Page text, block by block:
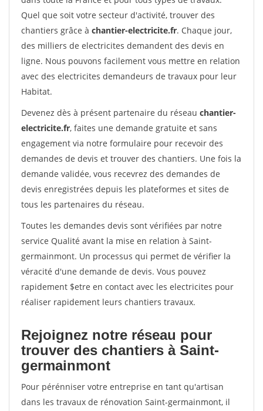
Quel que soit votre secteur d'activité, trouver des
chantiers grâce à chantier-electricite.fr. Chaque jour,
des milliers de electricites demandent des devis en
ligne. Nous pouvons facilement vous mettre en relation
avec des electricites demandeurs de travaux pour leur
Habitat.
Devenez dès à présent partenaire du réseau chantier-
electricite.fr, faites une demande gratuite et sans
engagement via notre formulaire pour recevoir des
demandes de devis et trouver des chantiers. Une fois la
demande validée, vous recevrez des demandes de
devis enregistrées depuis les plateformes et sites de
tous les partenaires du réseau.
Toutes les demandes devis sont vérifiées par notre
service Qualité avant la mise en relation à Saint-
germainmont. Un processus qui permet de vérifier la
véracité d'une demande de devis. Vous pouvez
rapidement $etre en contact avec les electricites pour
réaliser rapidement leurs chantiers travaux.
Rejoignez notre réseau pour
trouver des chantiers à Saint-
germainmont
Pour pérénniser votre entreprise en tant qu'artisan
dans les travaux de rénovation Saint-germainmont, il